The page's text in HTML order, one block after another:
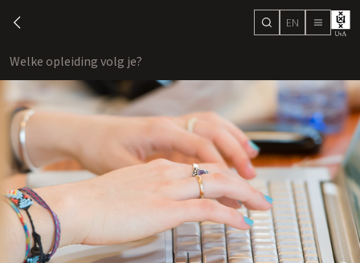
chevron-left search
EN menu
Welke opleiding volg je?